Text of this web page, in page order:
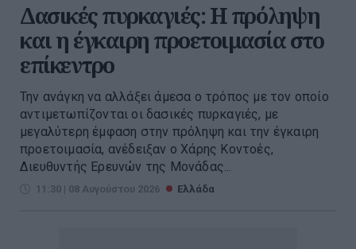
Δασικές πυρκαγιές: Η πρόληψη
και η έγκαιρη προετοιμασία στο
επίκεντρο
Την ανάγκη να αλλάξει άμεσα ο τρόπος με τον οποίο
αντιμετωπίζονται οι δασικές πυρκαγιές, με
μεγαλύτερη έμφαση στην πρόληψη και την έγκαιρη
προετοιμασία, ανέδειξαν ο Χάρης Κοντοές,
Διευθυντής Ερευνών της Μονάδας...
11:30 | 08 Αυγούστου 2026 Ελλάδα